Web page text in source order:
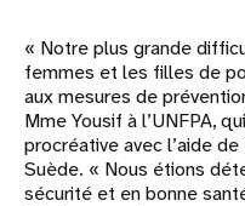
« Notre plus grande
femmes et les filles de
aux mesures de
Mme Yousif à l’UNFPA,
procréative avec l’aide
Suède. « Nous étions
sécurité et en bonne